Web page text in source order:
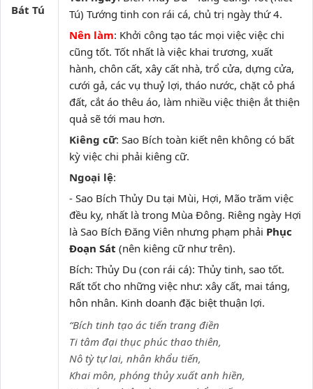
Bát Tú
Tú) Tướng tinh con rái cá, chủ trị ngày thứ 4.
Nên làm: Khởi công tạo tác mọi việc việc chi
cũng tốt. Tốt nhất là việc khai trương, xuất
hành, chôn cất, xây cất nhà, trổ cửa, dựng cửa,
cưới gả, các vụ thuỷ lợi, tháo nước, chặt cỏ phá
đất, cắt áo thêu áo, làm nhiều việc thiện ắt thiện
quả sẽ tới mau hơn.
Kiêng cữ: Sao Bích toàn kiết nên không có bất
kỳ việc chi phải kiêng cữ.
Ngoại lệ:
- Sao Bích Thủy Du tại Mùi, Hợi, Mão trăm việc
đều kỵ, nhất là trong Mùa Đông. Riêng ngày Hợi
là Sao Bích Đăng Viên nhưng phạm phải Phục
Đoạn Sát (nên kiêng cữ như trên).
Bích: Thủy Du (con rái cá): Thủy tinh, sao tốt.
Rất tốt cho những việc như: xây cất, mai táng,
hôn nhân. Kinh doanh đặc biệt thuận lợi.
“Bích tinh tạo ác tiến trang điền
Ti tâm đại thục phúc thao thiên,
Nô tỳ tự lai, nhân khẩu tiến,
Khai môn, phóng thủy xuất anh hiền,